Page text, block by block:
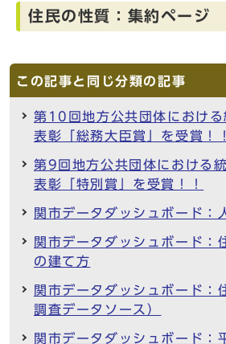
住民の性質：集約ページ
この記事と同じ分類の記事
第10回地方公共団体における
表彰「総務大臣賞」を受賞！！
第9回地方公共団体における
表彰「特別賞」を受賞！！
関市データダッシュボード：
関市データダッシュボード
の建て方
関市データダッシュボード：
調査データソース）
関市データダッシュボード：